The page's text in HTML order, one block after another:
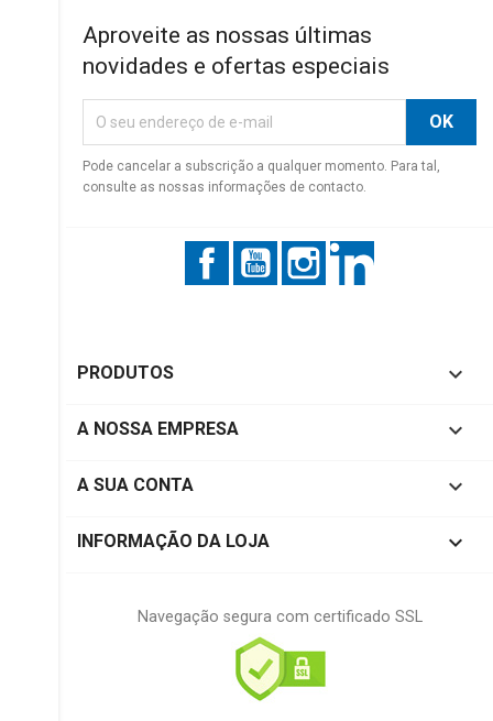
Aproveite as nossas últimas
novidades e ofertas especiais
Pode cancelar a subscrição a qualquer momento. Para tal,
consulte as nossas informações de contacto.
FacebookYouTubeInstagram
PRODUTOS 
A NOSSA EMPRESA 
A SUA CONTA 
INFORMAÇÃO DA LOJA keyboard_arrow_down
Navegação segura com certificado SSL